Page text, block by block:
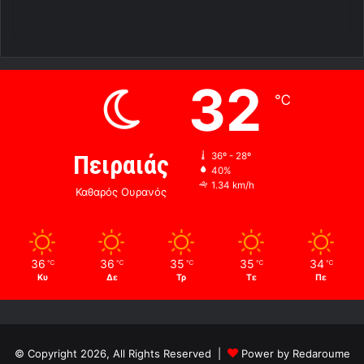
Πειραιάς
Καθαρός Ουρανός
32 ℃
36º - 28º
40%
1.34 km/h
36 ℃
Κυ
36 ℃
Δε
35 ℃
Τρ
35 ℃
Τε
34 ℃
Πε
© Copyright 2026, All Rights Reserved | Power by Redaroume